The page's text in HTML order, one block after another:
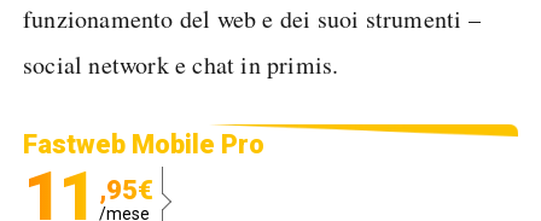
funzionamento del web e dei suoi strumenti –
social network e chat in primis.
Fastweb Mobile Pro
11 ,95€
/mese